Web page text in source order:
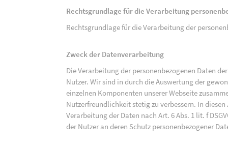
Rechtsgrundlage für die Verarbeitung
Rechtsgrundlage für die Verarbeitung der
Zweck der Datenverarbeitung
Die Verarbeitung der personenbezogenen Daten
Nutzer. Wir sind in durch die Auswertung der
einzelnen Komponenten unserer Webseite
Nutzerfreundlichkeit stetig zu verbessern. In
Verarbeitung der Daten nach Art. 6 Abs. 1 lit. f
der Nutzer an deren Schutz personenbezogener